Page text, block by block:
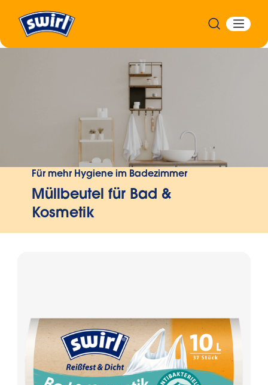
Zurück
Für mehr Hygiene im Badezimmer
Müllbeutel für Bad &
Kosmetik